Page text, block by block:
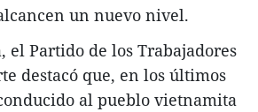
un nuevo nivel.
el Partido de los Trabajadores
destacó que, en los últimos
al pueblo vietnamita